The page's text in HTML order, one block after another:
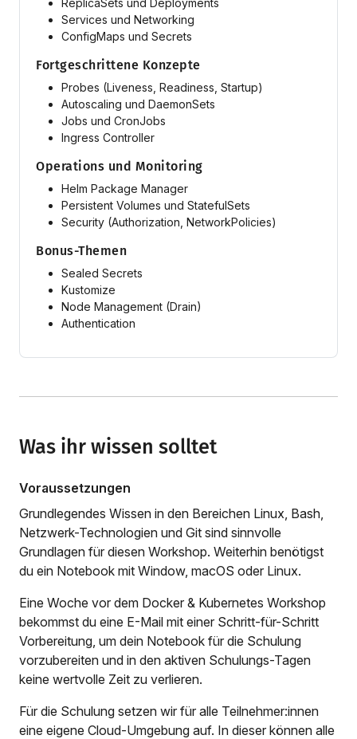
Services und Networking
ConfigMaps und Secrets
Fortgeschrittene Konzepte
Probes (Liveness, Readiness, Startup)
Autoscaling und DaemonSets
Jobs und CronJobs
Ingress Controller
Operations und Monitoring
Helm Package Manager
Persistent Volumes und StatefulSets
Security (Authorization, NetworkPolicies)
Bonus-Themen
Sealed Secrets
Kustomize
Node Management (Drain)
Authentication
Was ihr wissen solltet
Voraussetzungen
Grundlegendes Wissen in den Bereichen Linux, Bash,
Netzwerk-Technologien und Git sind sinnvolle
Grundlagen für diesen Workshop. Weiterhin benötigst
du ein Notebook mit Window, macOS oder Linux.
Eine Woche vor dem Docker & Kubernetes Workshop
bekommst du eine E-Mail mit einer Schritt-für-Schritt
Vorbereitung, um dein Notebook für die Schulung
vorzubereiten und in den aktiven Schulungs-Tagen
keine wertvolle Zeit zu verlieren.
Für die Schulung setzen wir für alle Teilnehmer:innen
eine eigene Cloud-Umgebung auf. In dieser können alle